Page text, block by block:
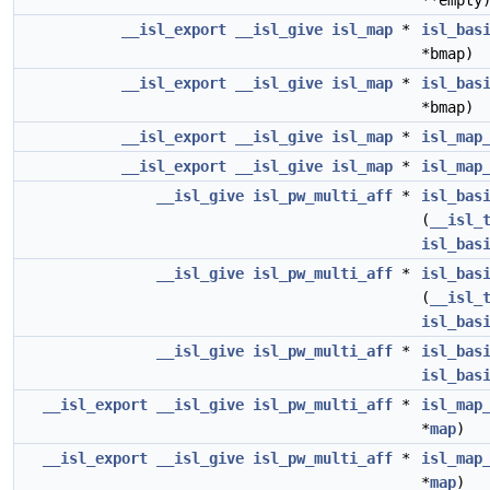
__isl_export
__isl_give isl_map *
*bmap)
__isl_export
__isl_give isl_map *
*bmap)
__isl_export
__isl_give isl_map *
__isl_export
__isl_give isl_map *
__isl_give isl_pw_multi_aff *
(
__isl_give isl_pw_multi_aff *
(
__isl_give isl_pw_multi_aff *
__isl_export
__isl_give isl_pw_multi_aff *
*map)
__isl_export
__isl_give isl_pw_multi_aff *
*map)